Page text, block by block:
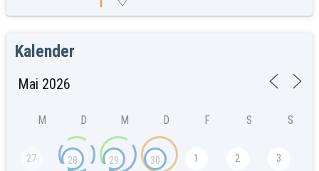
Kalender
M D M D F S S
27 28 29 30 1 2 3